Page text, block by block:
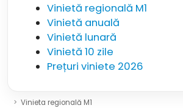
Vinietă regională M1
Vinietă anuală
Vinietă lunară
Vinietă 10 zile
Prețuri viniete 2026
Vinieta regională M1